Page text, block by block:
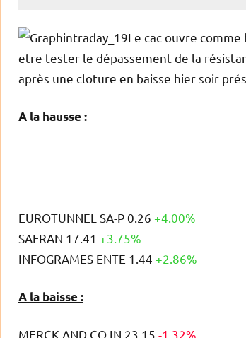
Le cac ouvre
etre tester le dépassement de la
après une cloture en baisse hier soir
A la hausse :
EUROTUNNEL SA-P 0.26 +4.00%
SAFRAN 17.41 +3.75%
INFOGRAMES ENTE 1.44 +2.86%
A la baisse :
MERCK AND CO IN 23.15 -1.32%